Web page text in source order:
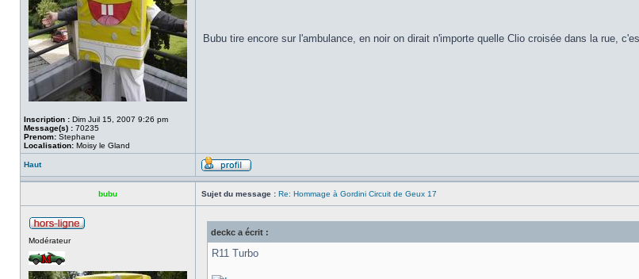
Inscription : Dim Juil 15, 2007 9:26 pm
Message(s) : 70235
Prenom: Stephane
Localisation: Moisy le Gland
Bubu tire encore sur l'ambulance, en noir on dirait n'importe quelle Clio croisée dans la rue,
Haut
bubu Sujet du message : Re: Hommage à Gordini Circuit de Geux 17
Modérateur
deckc a écrit :
R11 Turbo